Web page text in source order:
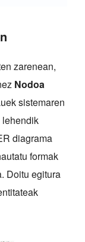
zarenean,
Nodoa
sistemaren
lehendik
diagrama
formak
Doitu egitura